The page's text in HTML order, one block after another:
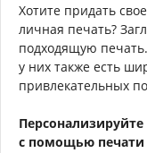
Хотите придать
личная печать?
подходящую
у них также есть
привлекательных
с помощью печати